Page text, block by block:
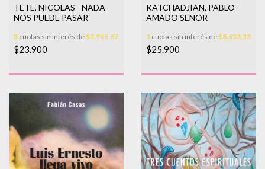
TETE, NICOLAS - NADA
NOS PUEDE PASAR
3 cuotas sin interés de$7.966,67
$23.900
KATCHADJIAN, PABLO -
AMADO SENOR
3 cuotas sin interés de$8.633,33
$25.900